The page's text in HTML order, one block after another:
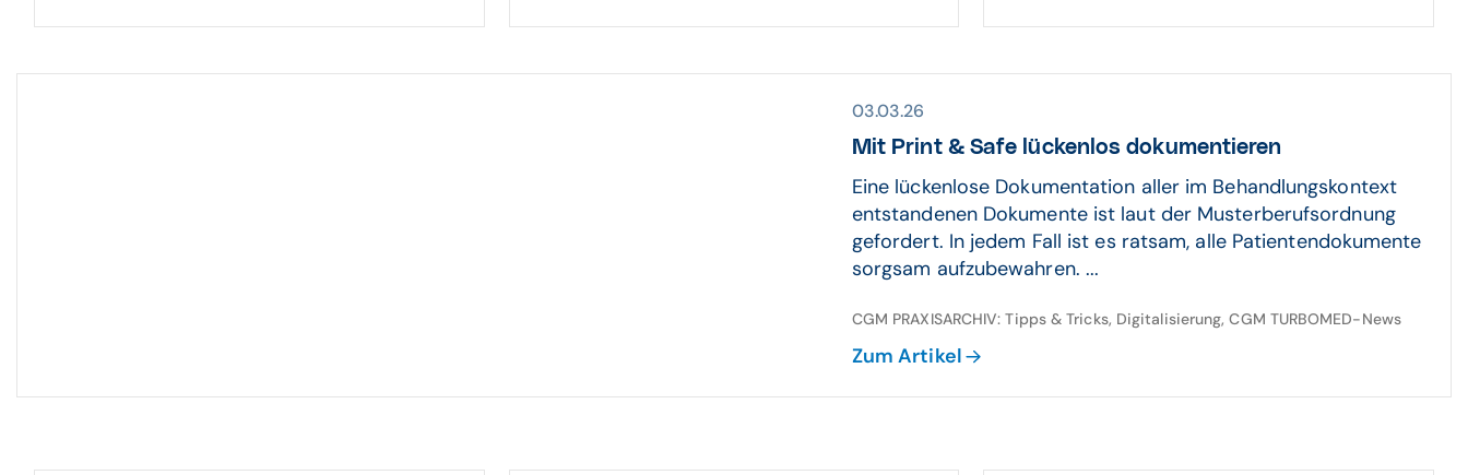
03.03.26
Mit Print & Safe lückenlos dokumentieren
Eine lückenlose Dokumentation aller im Behandlungskontext
entstandenen Dokumente ist laut der Musterberufsordnung
gefordert. In jedem Fall ist es ratsam, alle Patientendokumente
sorgsam aufzubewahren. ...
CGM PRAXISARCHIV: Tipps & Tricks, Digitalisierung, CGM TURBOMED-News
Zum Artikel